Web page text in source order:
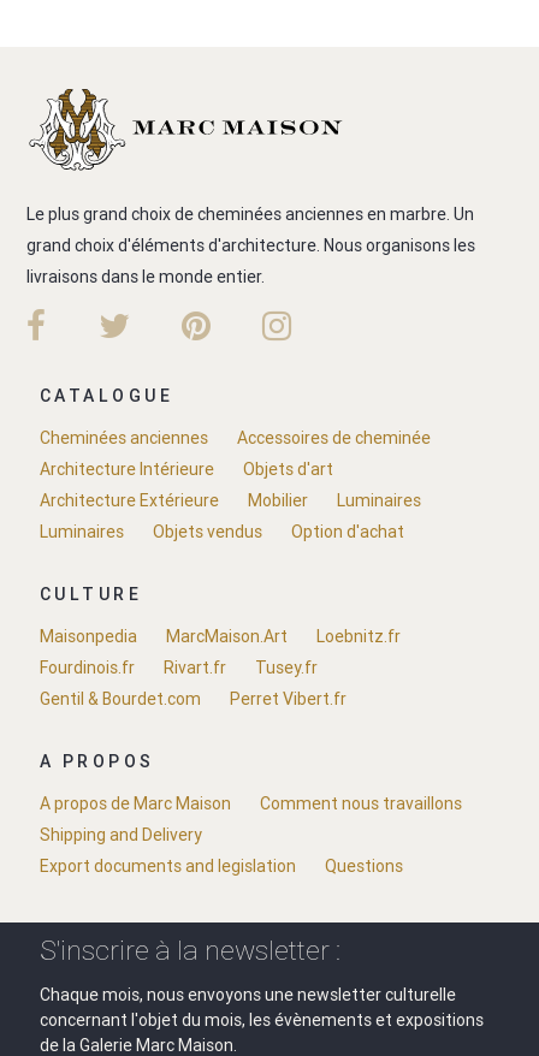
Le plus grand choix de cheminées anciennes en marbre. Un
grand choix d'éléments d'architecture. Nous organisons les
livraisons dans le monde entier.
CATALOGUE
Cheminées anciennes
Accessoires de cheminée
Architecture Intérieure
Objets d'art
Architecture Extérieure
Mobilier
Luminaires
Luminaires
Objets vendus Option d'achat
CULTURE
Maisonpedia
MarcMaison.Art
Loebnitz.fr
Fourdinois.fr
Rivart.fr
Tusey.fr
Gentil & Bourdet.com
Perret Vibert.fr
A PROPOS
A propos de Marc Maison
Comment nous travaillons
Shipping and Delivery
Export documents and legislation
Questions
S'inscrire à la newsletter :
Chaque mois, nous envoyons une newsletter culturelle
concernant l'objet du mois, les évènements et expositions
de la Galerie Marc Maison.